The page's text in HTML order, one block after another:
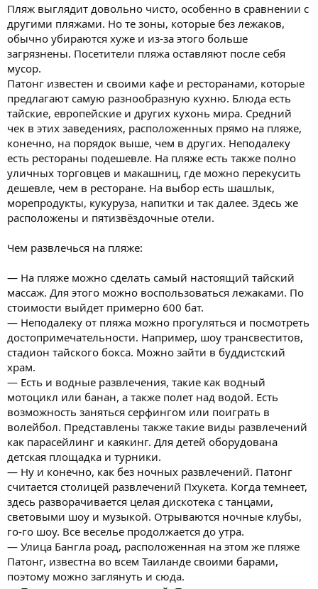
Пляж выглядит довольно чисто, особенно в сравнении с
другими пляжами. Но те зоны, которые без лежаков,
обычно убираются хуже и из-за этого больше
загрязнены. Посетители пляжа оставляют после себя
мусор.
Патонг известен и своими кафе и ресторанами, которые
предлагают самую разнообразную кухню. Блюда есть
тайские, европейские и других кухонь мира. Средний
чек в этих заведениях, расположенных прямо на пляже,
конечно, на порядок выше, чем в других. Неподалеку
есть рестораны подешевле. На пляже есть также полно
уличных торговцев и макашниц, где можно перекусить
дешевле, чем в ресторане. На выбор есть шашлык,
морепродукты, кукуруза, напитки и так далее. Здесь же
расположены и пятизвёздочные отели.
Чем развлечься на пляже:
— На пляже можно сделать самый настоящий тайский
массаж. Для этого можно воспользоваться лежаками. По
стоимости выйдет примерно 600 бат.
— Неподалеку от пляжа можно прогуляться и посмотреть
достопримечательности. Например, шоу трансвеститов,
стадион тайского бокса. Можно зайти в буддистский
храм.
— Есть и водные развлечения, такие как водный
мотоцикл или банан, а также полет над водой. Есть
возможность заняться серфингом или поиграть в
волейбол. Представлены также такие виды развлечений
как парасейлинг и каякинг. Для детей оборудована
детская площадка и турники.
— Ну и конечно, как без ночных развлечений. Патонг
считается столицей развлечений Пхукета. Когда темнеет,
здесь разворачивается целая дискотека с танцами,
световыми шоу и музыкой. Отрываются ночные клубы,
го-го шоу. Все веселье продолжается до утра.
— Улица Бангла роад, расположенная на этом же пляже
Патонг, известна во всем Таиланде своими барами,
поэтому можно заглянуть и сюда.